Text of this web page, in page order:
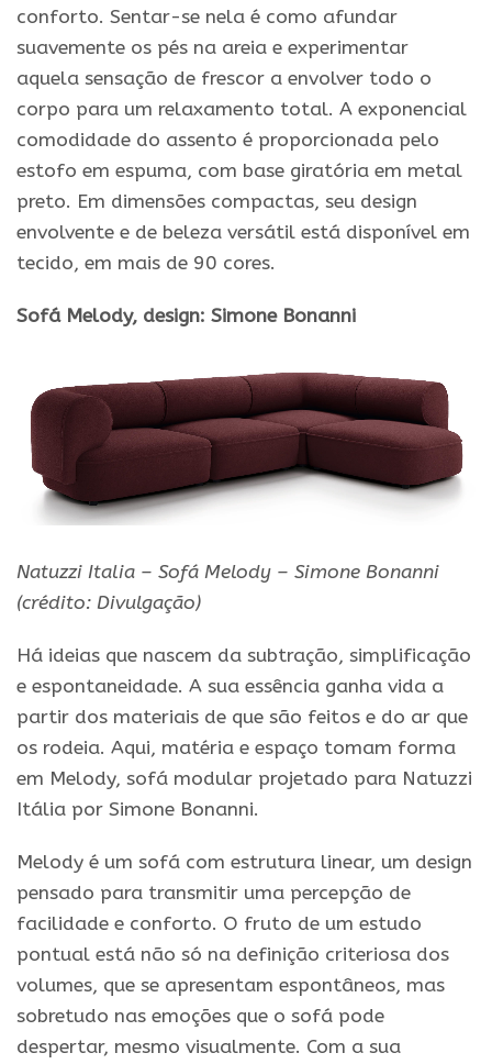
conforto. Sentar-se nela é como afundar
suavemente os pés na areia e experimentar
aquela sensação de frescor a envolver todo o
corpo para um relaxamento total. A exponencial
comodidade do assento é proporcionada pelo
estofo em espuma, com base giratória em metal
preto. Em dimensões compactas, seu design
envolvente e de beleza versátil está disponível em
tecido, em mais de 90 cores.
Sofá Melody, design: Simone Bonanni
Natuzzi Italia – Sofá Melody – Simone Bonanni
(crédito: Divulgação)
Há ideias que nascem da subtração, simplificação
e espontaneidade. A sua essência ganha vida a
partir dos materiais de que são feitos e do ar que
os rodeia. Aqui, matéria e espaço tomam forma
em Melody, sofá modular projetado para Natuzzi
Itália por Simone Bonanni.
Melody é um sofá com estrutura linear, um design
pensado para transmitir uma percepção de
facilidade e conforto. O fruto de um estudo
pontual está não só na definição criteriosa dos
volumes, que se apresentam espontâneos, mas
sobretudo nas emoções que o sofá pode
despertar, mesmo visualmente. Com a sua